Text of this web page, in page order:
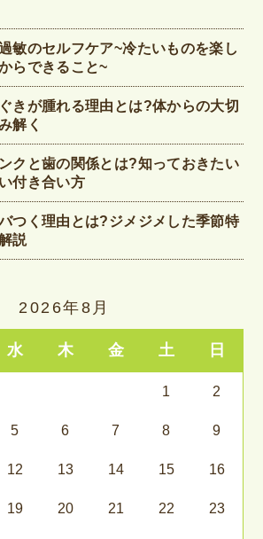
敏のセルフケア~冷たいものを楽し
らできること~
きが腫れる理由とは?体からの大切
解く
クと歯の関係とは?知っておきたい
付き合い方
つく理由とは?ジメジメした季節特
説
2026年8月
水 木 金 土 日
1 2
5 6 7 8 9
12 13 14 15 16
19 20 21 22 23